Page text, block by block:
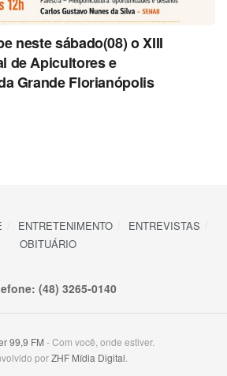
neste sábado(08) o XIII
de Apicultores e
Grande Florianópolis
ENTRETENIMENTO
ENTREVISTAS
OBITUÁRIO
(48) 3265-0140
99,9 FM - Com você, onde estiver.
porZHF Mídia Digital